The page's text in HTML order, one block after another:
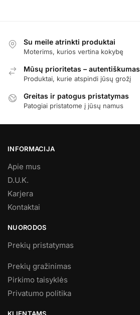
Su meile atrinkti produktai
Moterims, kurios vertina kokybę
Mūsų prioritetas – autentiškumas
Produktai, kurie atspindi jūsų grožį
Greitas ir patogus pristatymas
Patogiai pristatome į jūsų namus
INFORMACIJA
Apie mus
D.U.K.
Karjera
Kontaktai
NUORODOS
Prekių pristatymas
Prekių gražinimas
Pirkimo taisyklės
Privatumo politika
KLIENTAMS